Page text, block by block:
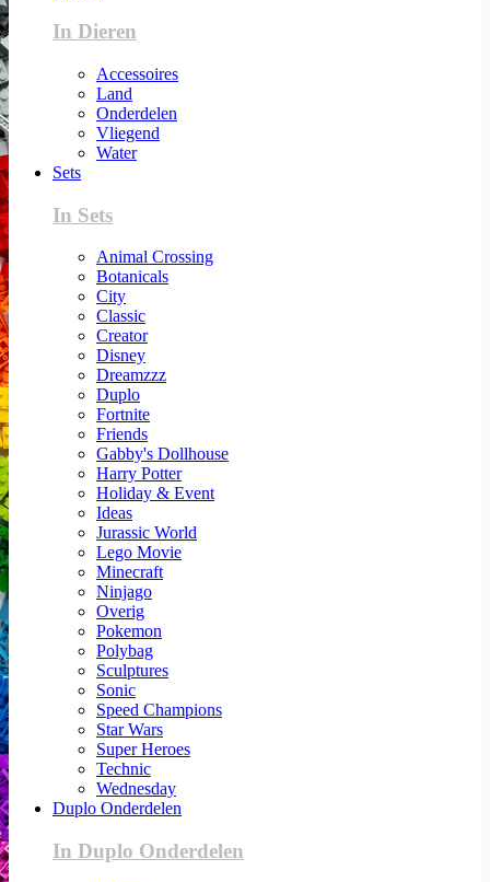
In Dieren
Accessoires
Land
Onderdelen
Vliegend
Water
Sets
In Sets
Animal Crossing
Botanicals
City
Classic
Creator
Disney
Dreamzzz
Duplo
Fortnite
Friends
Gabby's Dollhouse
Harry Potter
Holiday & Event
Ideas
Jurassic World
Lego Movie
Minecraft
Ninjago
Overig
Pokemon
Polybag
Sculptures
Sonic
Speed Champions
Star Wars
Super Heroes
Technic
Wednesday
Duplo Onderdelen
In Duplo Onderdelen